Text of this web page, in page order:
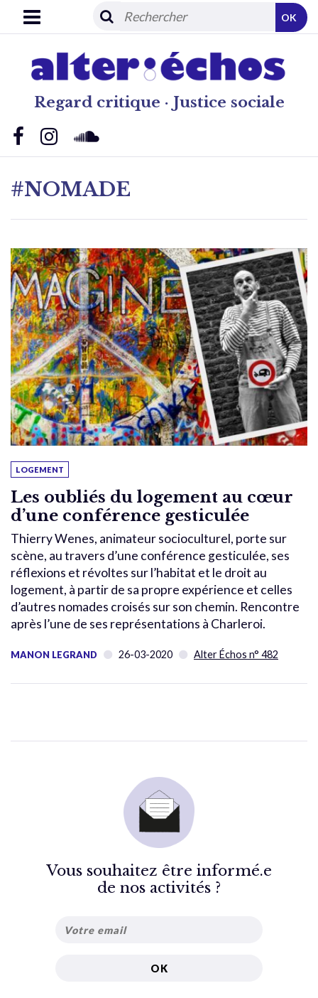
Regard critique · Justice sociale
OK
#NOMADE
LOGEMENT
Les oubliés du logement au cœur
d’une conférence gesticulée
Thierry Wenes, animateur socioculturel, porte sur
scène, au travers d’une conférence gesticulée, ses
réflexions et révoltes sur l’habitat et le droit au
logement, à partir de sa propre expérience et celles
d’autres nomades croisés sur son chemin. Rencontre
après l’une de ses représentations à Charleroi.
MANON LEGRAND 26-03-2020 Alter Échos n° 482
Vous souhaitez être informé.e
de nos activités ?